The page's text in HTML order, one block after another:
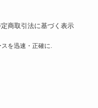
商取引法に基づく表示
を迅速・正確に.